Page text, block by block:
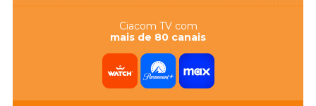
Ciacom TV com
mais de 80 canais